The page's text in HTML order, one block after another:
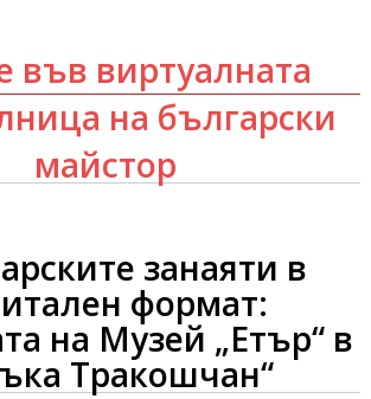
във виртуалната
на български
майстор
занаяти в
формат:
на Музей „Етър“ в
Тракошчан“